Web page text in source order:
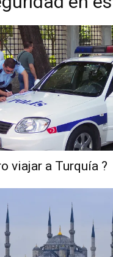
Thru
My
viajar a Turquía ?